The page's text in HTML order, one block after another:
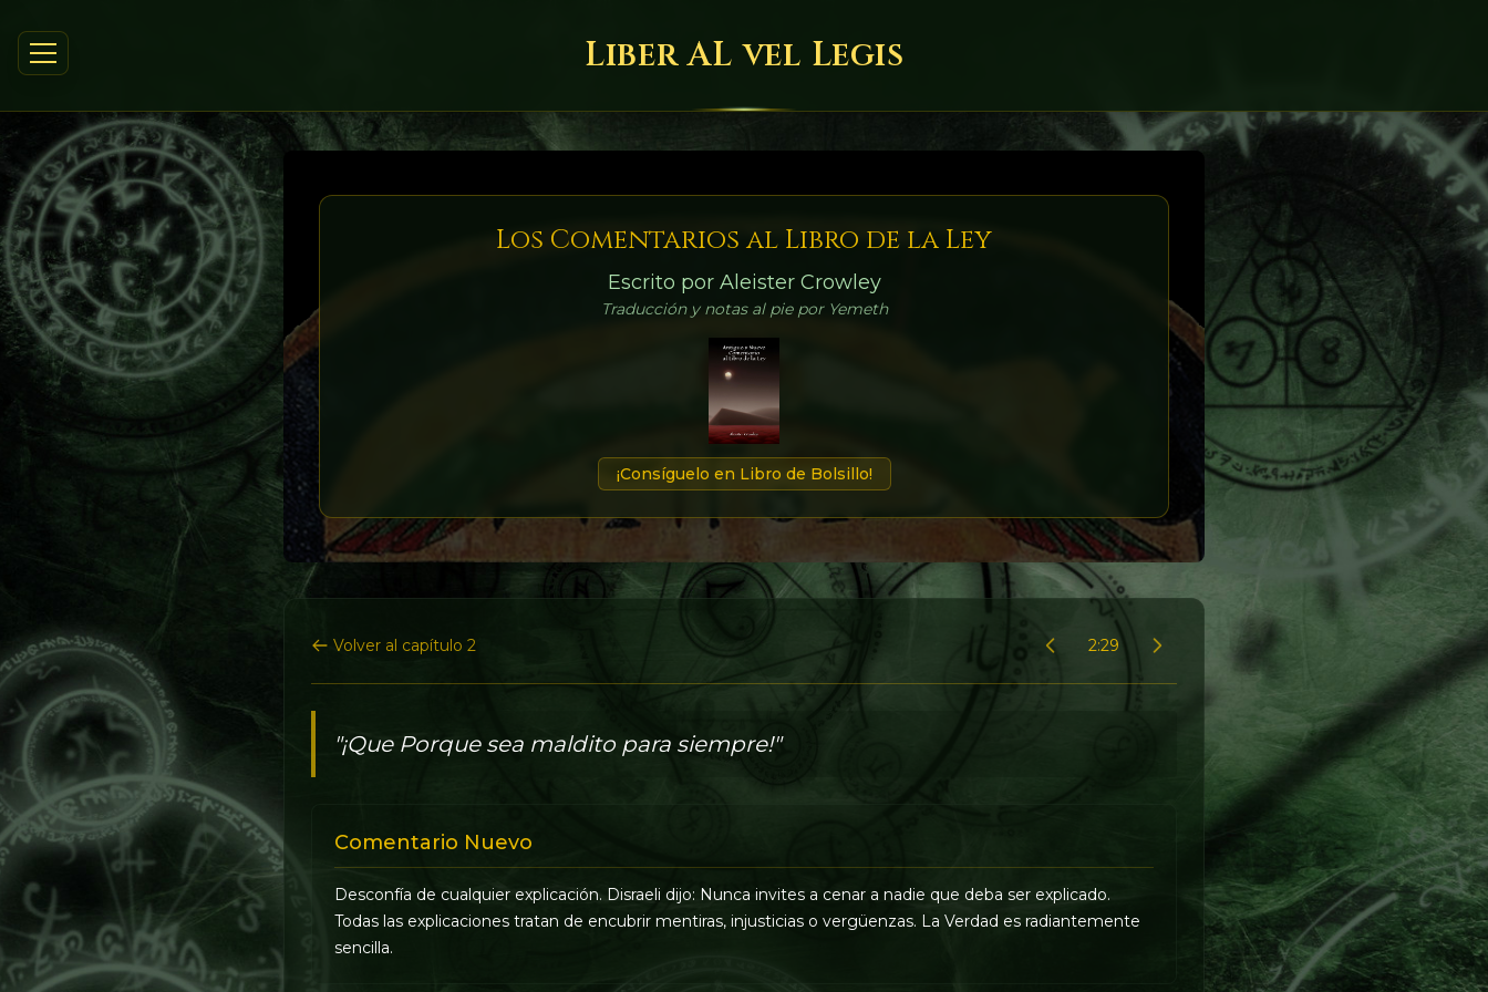
Liber AL vel Legis
Los Comentarios al Libro de la Ley
Escrito por Aleister Crowley
Traducción y notas al pie por Yemeth
¡Consíguelo en Libro de Bolsillo!
Volver al capítulo 2 2:29
"¡Que Porque sea maldito para siempre!"
Comentario Nuevo
Desconfía de cualquier explicación. Disraeli dijo: Nunca invites a cenar a nadie que deba ser explicado.
Todas las explicaciones tratan de encubrir mentiras, injusticias o vergüenzas. La Verdad es radiantemente
sencilla.